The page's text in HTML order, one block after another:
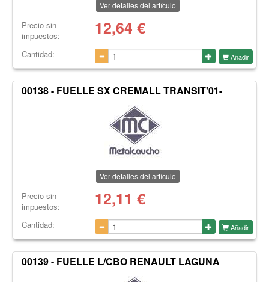
Ver detalles del artículo
Precio sin
impuestos:
12,64 €
Cantidad: Añadir
00138 - FUELLE SX CREMALL TRANSIT'01-
Ver detalles del artículo
Precio sin
impuestos:
12,11 €
Cantidad: Añadir
00139 - FUELLE L/CBO RENAULT LAGUNA